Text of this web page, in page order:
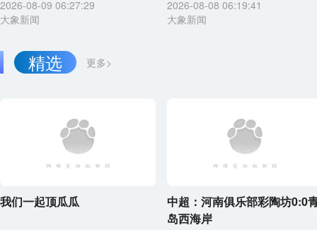
2026-08-09 06:27:29
大象新闻
2026-08-08 06:19:41
大象新闻
更多>
精选
我们一起顶瓜瓜
中超：河南俱乐部彩陶坊0:0
岛西海岸